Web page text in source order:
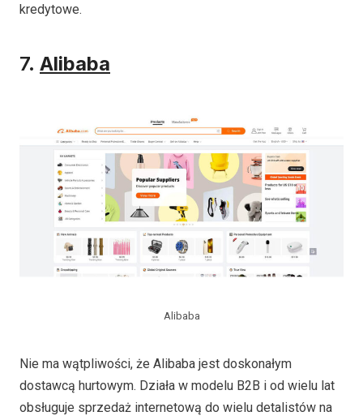
kredytowe.
7. Alibaba
Alibaba
Nie ma wątpliwości, że Alibaba jest doskonałym
dostawcą hurtowym. Działa w modelu B2B i od wielu lat
obsługuje sprzedaż internetową do wielu detalistów na